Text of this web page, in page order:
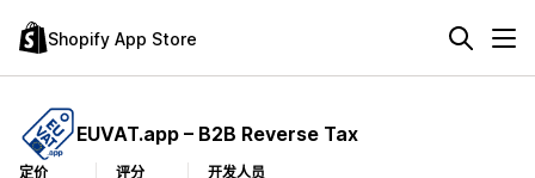
Shopify App Store
EUVAT.app – B2B Reverse Tax
定价
评分
开发人员